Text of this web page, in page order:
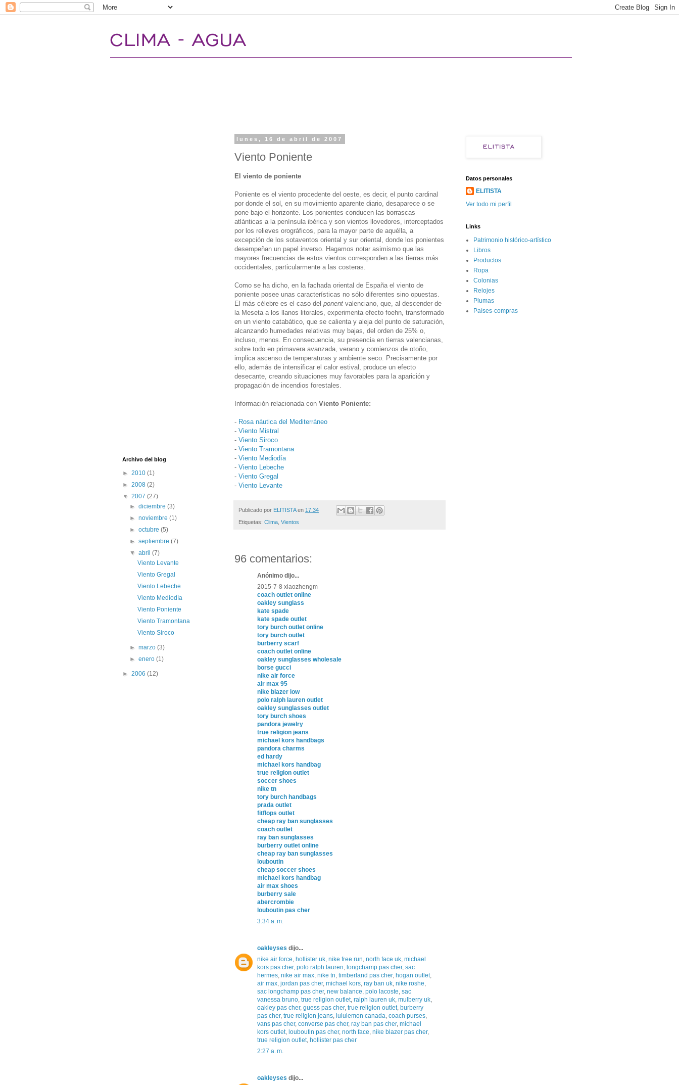
lunes, 16 de abril de 2007
Viento Poniente
El viento de poniente
Poniente es el viento procedente del oeste, es decir, el punto cardinal
por donde el sol, en su movimiento aparente diario, desaparece o se
pone bajo el horizonte. Los ponientes conducen las borrascas
atlánticas a la península ibérica y son vientos llovedores, interceptados
por los relieves orográficos, para la mayor parte de aquélla, a
excepción de los sotaventos oriental y sur oriental, donde los ponientes
desempeñan un papel inverso. Hagamos notar asimismo que las
mayores frecuencias de estos vientos corresponden a las tierras más
occidentales, particularmente a las costeras.
Como se ha dicho, en la fachada oriental de España el viento de
poniente posee unas características no sólo diferentes sino opuestas.
El más célebre es el caso del ponent valenciano, que, al descender de
la Meseta a los llanos litorales, experimenta efecto foehn, transformado
en un viento catabático, que se calienta y aleja del punto de saturación,
alcanzando humedades relativas muy bajas, del orden de 25% o,
incluso, menos. En consecuencia, su presencia en tierras valencianas,
sobre todo en primavera avanzada, verano y comienzos de otoño,
implica ascenso de temperaturas y ambiente seco. Precisamente por
ello, además de intensificar el calor estival, produce un efecto
desecante, creando situaciones muy favorables para la aparición y
propagación de incendios forestales.
Información relacionada con Viento Poniente:
- Rosa náutica del Mediterráneo
- Viento Mistral
- Viento Siroco
- Viento Tramontana
- Viento Mediodía
- Viento Lebeche
- Viento Gregal
- Viento Levante
Publicado por ELITISTA en 17:34
Etiquetas: Clima Vientos
96 comentarios:
Anónimo dijo...
2015-7-8 xiaozhengm
coach outlet online
oakley sunglass
kate spade
kate spade outlet
tory burch outlet online
tory burch outlet
burberry scarf
coach outlet online
oakley sunglasses wholesale
borse gucci
nike air force
air max 95
nike blazer low
polo ralph lauren outlet
oakley sunglasses outlet
tory burch shoes
pandora jewelry
true religion jeans
michael kors handbags
pandora charms
ed hardy
michael kors handbag
true religion outlet
soccer shoes
nike tn
tory burch handbags
prada outlet
fitflops outlet
cheap ray ban sunglasses
coach outlet
ray ban sunglasses
burberry outlet online
cheap ray ban sunglasses
louboutin
cheap soccer shoes
michael kors handbag
air max shoes
burberry sale
abercrombie
louboutin pas cher
3:34 a. m.
oakleyses dijo...
nike air force, hollister uk, nike free run, north face uk, michael
kors pas cher, polo ralph lauren, longchamp pas cher, sac
hermes, nike air max, nike tn, timberland pas cher, hogan outlet,
air max, jordan pas cher, michael kors, ray ban uk, nike roshe,
sac longchamp pas cher, new balance, polo lacoste, sac
vanessa bruno, true religion outlet, ralph lauren uk, mulberry uk,
oakley pas cher, guess pas cher, true religion outlet, burberry
pas cher, true religion jeans, lululemon canada, coach purses,
vans pas cher, converse pas cher, ray ban pas cher, michael
kors outlet, louboutin pas cher, north face, nike blazer pas cher,
true religion outlet, hollister pas cher
2:27 a. m.
oakleyses dijo...
Archivo del blog
► 2010 (1)
► 2008 (2)
▼ 2007 (27)
►diciembre(3)
►noviembre(1)
►octubre(5)
►septiembre(7)
▼abril(7)
Viento Levante
Viento Gregal
Viento Lebeche
Viento Mediodía
Viento Poniente
Viento Tramontana
Viento Siroco
►marzo(3)
►enero(1)
► 2006 (12)
Datos personales
ELITISTA
Ver todo mi perfil
Links
Patrimonio histórico-artístico
Libros
Productos
Ropa
Colonias
Relojes
Plumas
Países-compras